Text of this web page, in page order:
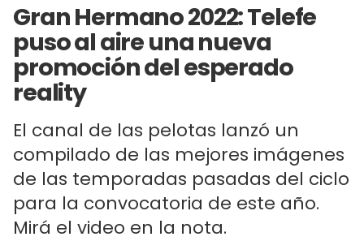
Gran Hermano 2022: Telefe
puso al aire una nueva
promoción del esperado
reality
El canal de las pelotas lanzó un
compilado de las mejores imágenes
de las temporadas pasadas del ciclo
para la convocatoria de este año.
Mirá el video en la nota.